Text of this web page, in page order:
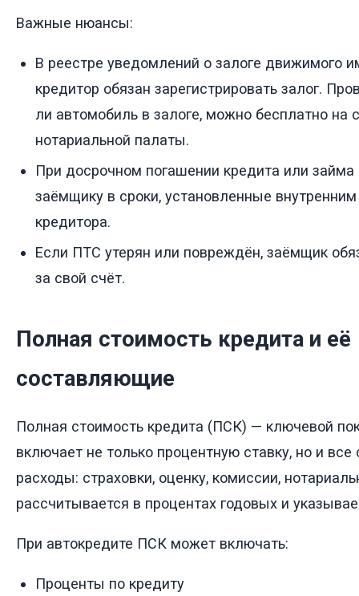
Важные нюансы:
В реестре уведомлений о залоге движимого
кредитор обязан зарегистрировать залог.
ли автомобиль в залоге, можно бесплатно на
нотариальной палаты.
При досрочном погашении кредита или
заёмщику в сроки, установленные
кредитора.
Если ПТС утерян или повреждён, заёмщик
за свой счёт.
Полная стоимость кредита и её
составляющие
Полная стоимость кредита (ПСК) — ключевой
включает не только процентную ставку, но и
расходы: страховки, оценку, комиссии,
рассчитывается в процентах годовых и
При автокредите ПСК может включать:
Проценты по кредиту